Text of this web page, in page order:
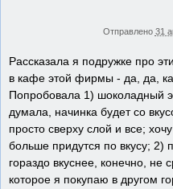
Отправлено 31
Рассказала я подружке про
в кафе этой фирмы - да, да,
Попробовала 1) шоколадный
думала, начинка будет со
просто сверху слой и все;
больше придутся по вкусу; 2)
гораздо вкуснее, конечно, не
которое я покупаю в другом